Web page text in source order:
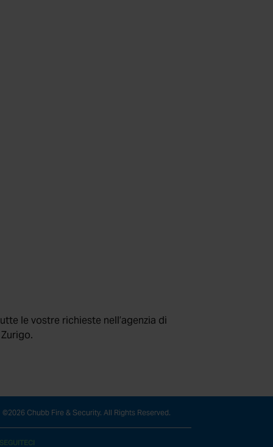
le vostre richieste nell’agenzia di
©2026 Chubb Fire & Security. All Rights Reserved.
SEGUITECI